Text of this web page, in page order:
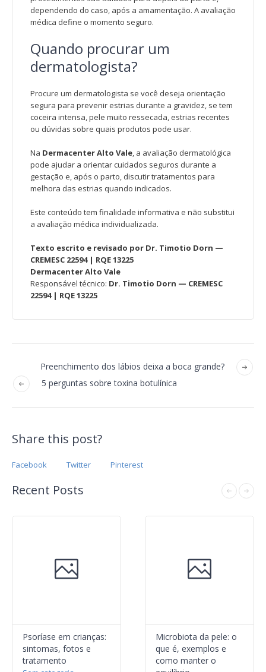
dependendo do caso, após a amamentação. A avaliação
médica define o momento seguro.
Quando procurar um
dermatologista?
Procure um dermatologista se você deseja orientação
segura para prevenir estrias durante a gravidez, se tem
coceira intensa, pele muito ressecada, estrias recentes
ou dúvidas sobre quais produtos pode usar.
Na Dermacenter Alto Vale, a avaliação dermatológica
pode ajudar a orientar cuidados seguros durante a
gestação e, após o parto, discutir tratamentos para
melhora das estrias quando indicados.
Este conteúdo tem finalidade informativa e não substitui
a avaliação médica individualizada.
Texto escrito e revisado por Dr. Timotio Dorn —
CREMESC 22594 | RQE 13225
Dermacenter Alto Vale
Responsável técnico: Dr. Timotio Dorn — CREMESC
22594 | RQE 13225
Preenchimento dos lábios deixa a boca grande?
5 perguntas sobre toxina botulínica
Share this post?
Facebook Twitter Pinterest
Recent Posts
Psoríase em crianças:
sintomas, fotos e
tratamento
Microbiota da pele: o
que é, exemplos e
como manter o